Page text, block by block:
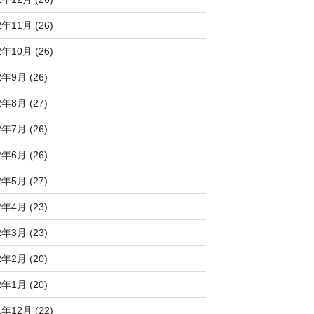
11月 (26)
10月 (26)
9月 (26)
8月 (27)
7月 (26)
6月 (26)
5月 (27)
4月 (23)
3月 (23)
2月 (20)
1月 (20)
12月 (22)